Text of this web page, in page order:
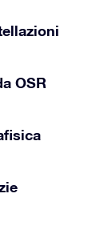
OSR